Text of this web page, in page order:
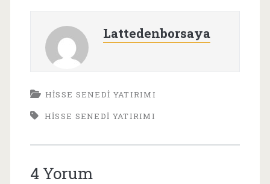
Lattedenborsaya
HISSE SENEDI YATIRIMI
HISSE SENEDI YATIRIMI
4 Yorum